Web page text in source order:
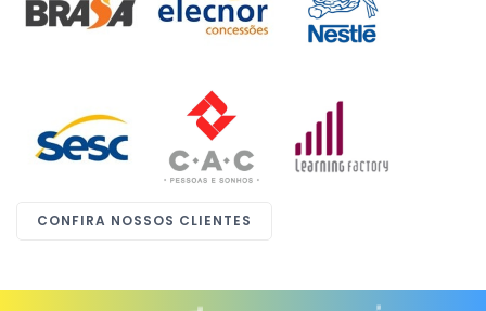
CONFIRA NOSSOS CLIENTES